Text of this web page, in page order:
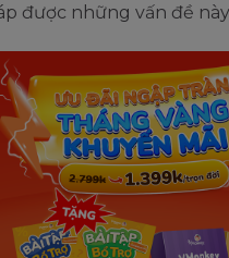
được những vấn đề